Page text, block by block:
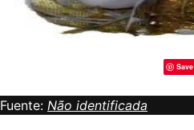
Save
Fuente: Não identificada